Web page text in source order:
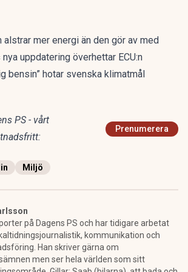
alstrar mer energi än den gör av med
uppdatering överhettar ECU:n
bensin” hotar svenska klimatmål
PS - vårt
Prenumerera
Miljö
på Dagens PS och har tidigare arbetat
kommunikation och
Han skriver gärna om
men ser hela världen som sitt